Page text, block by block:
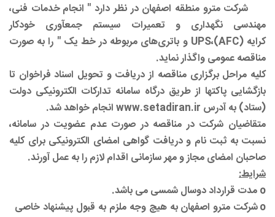
شرکت مترو منطقه اصفهان در نظر دارد " انجام خدمات فنی،
مهندسی نگهداری و تعمیرات سیستم جمع­آوری خودکار
کرایه (
AFC)،UPS و باتری‌های مربوطه در خط یک" را به صورت
مناقصه عمومی واگذار نماید.
کلیه مراحل برگزاری مناقصه از دریافت و تحویل اسناد فراخوان تا
بازگشایی پاکت­ها از طریق درگاه سامانه تدارکات الکترونیکی دولت
(ستاد) به آدرس www.setadiran.irانجام خواهد شد.
متقاضیان شرکت در مناقصه در صورت عدم عضویت در سامانه،
نسبت به ثبت نام و دریافت گواهی امضای الکترونیکی برای کلیه
صاحبان امضای مجاز و مهر سازمانی اقدام لازم را به عمل آورند.
شرایط:
oمدت قرارداد دوسال شمسی می باشد.
oشرکت مترو اصفهان به هيچ وجه ملزم به قبول پيشنهاد خاصی